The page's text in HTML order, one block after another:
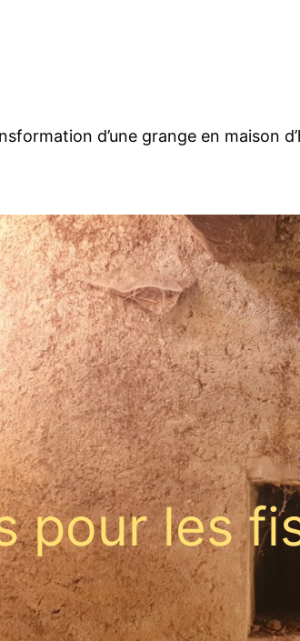
d’une grange en maison
pour les